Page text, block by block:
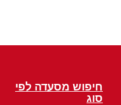
חיפוש מסעדה לפי
סוג